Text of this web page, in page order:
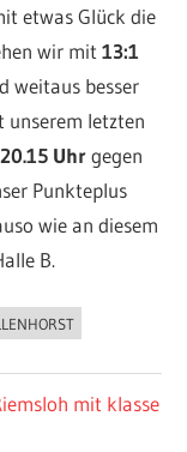
etwas Glück die
wir mit13:1
weitaus besser
unserem letzten
20.15 Uhrgegen
Punkteplus
wie an diesem
B.
mit klasse